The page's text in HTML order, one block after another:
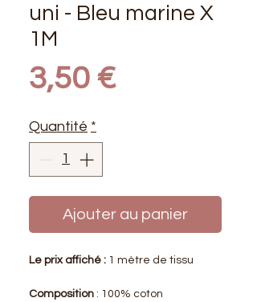
uni - Bleu marine X
1M
3,50 €Prix
Quantité *
Ajouter au panier
Le prix affiché : 1 mètre de tissu
Composition : 100% coton